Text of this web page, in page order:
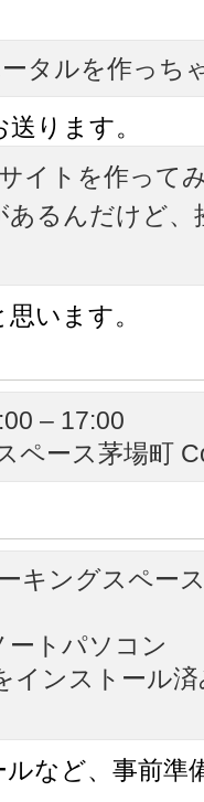
タルを作っち
ります。
イトを作って
あるんだけど、
います。
– 17:00
ペース茅場町
キングスペー
トパソコン
ンストール済
など、事前準